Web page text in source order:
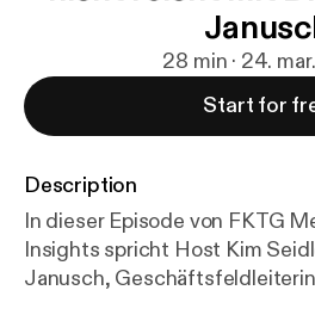
28 min · 24.
Start for
Description
In dieser Episode von FKTG
Insights spricht Host Kim
Janusch,